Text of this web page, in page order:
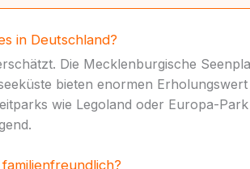
in Deutschland?
Die Mecklenburgische
bieten enormen
wie Legoland oder Europa-